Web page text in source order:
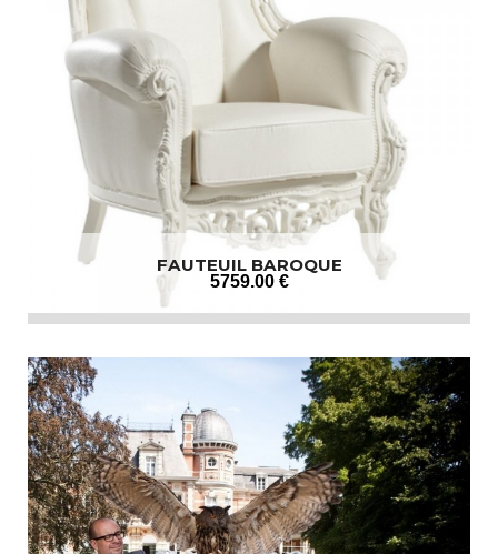
FAUTEUIL BAROQUE
5759.00 €